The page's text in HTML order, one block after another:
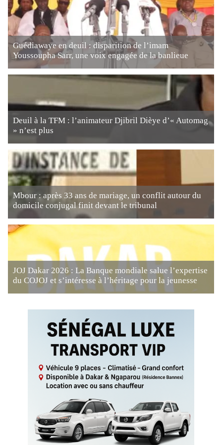
Guédiawaye en deuil : disparition de l’imam
Youssoupha Sarr, une voix engagée de la banlieue
Deuil à la TFM : l’animateur Djibril Dièye d’« Automag
» n’est plus
Mbour : après 33 ans de mariage, un conflit autour du
domicile conjugal finit devant le tribunal
JOJ Dakar 2026 : La Banque mondiale salue l’expertise
du COJOJ et s’intéresse à l’héritage pour la jeunesse